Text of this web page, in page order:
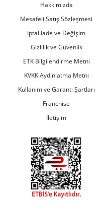
Hakkımızda
Mesafeli Satış Sözleşmesi
İptal İade ve Değişim
Gizlilik ve Güvenlik
ETK Bilgilendirme Metni
KVKK Aydınlatma Metni
Kullanım ve Garanti Şartları
Franchise
İletişim